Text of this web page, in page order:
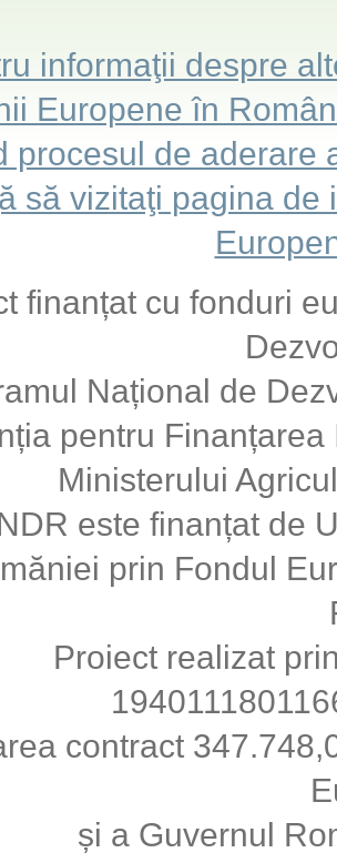
informaţii despre
Europene în
procesul de aderare
să vizitaţi pagina
finanțat cu fonduri
Național de
pentru
Ministerului
este finanțat de
prin Fondul
Proiect realizat
contract
și a Guvernul